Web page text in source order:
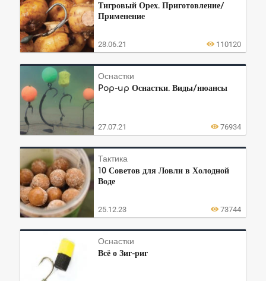
Тигровый Орех. Приготовление/
Применение
28.06.21 110120
Оснастки
Pop-up Оснастки. Виды/нюансы
27.07.21 76934
Тактика
10 Советов для Ловли в Холодной
Воде
25.12.23 73744
Оснастки
Всё о Зиг-риг